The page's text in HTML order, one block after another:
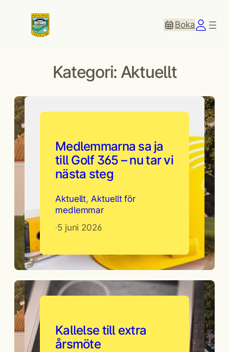
Boka
Kategori: Aktuellt
Medlemmarna sa ja
till Golf 365 – nu tar vi
nästa steg
Aktuellt, Aktuellt för
medlemmar
·5 juni 2026
Kallelse till extra
årsmöte